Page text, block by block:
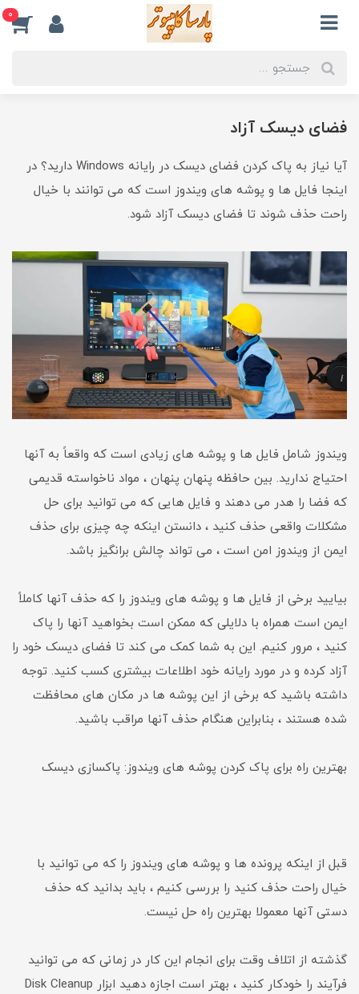
0
فضای دیسک آزاد
آیا نیاز به پاک کردن فضای دیسک در رایانه Windows دارید؟ در
اینجا فایل ها و پوشه های ویندوز است که می توانند با خیال
راحت حذف شوند تا فضای دیسک آزاد شود.
ویندوز شامل فایل ها و پوشه های زیادی است که واقعاً به آنها
احتیاج ندارید. بین حافظه پنهان پنهان ، مواد ناخواسته قدیمی
که فضا را هدر می دهند و فایل هایی که می توانید برای حل
مشکلات واقعی حذف کنید ، دانستن اینکه چه چیزی برای حذف
ایمن از ویندوز امن است ، می تواند چالش برانگیز باشد.
بیایید برخی از فایل ها و پوشه های ویندوز را که حذف آنها کاملاً
ایمن است همراه با دلایلی که ممکن است بخواهید آنها را پاک
کنید ، مرور کنیم. این به شما کمک می کند تا فضای دیسک خود را
آزاد کرده و در مورد رایانه خود اطلاعات بیشتری کسب کنید. توجه
داشته باشید که برخی از این پوشه ها در مکان های محافظت
شده هستند ، بنابراین هنگام حذف آنها مراقب باشید.
بهترین راه برای پاک کردن پوشه های ویندوز: پاکسازی دیسک
قبل از اینکه پرونده ها و پوشه های ویندوز را که می توانید با
خیال راحت حذف کنید را بررسی کنیم ، باید بدانید که حذف
دستی آنها معمولا بهترین راه حل نیست.
گذشته از اتلاف وقت برای انجام این کار در زمانی که می توانید
فرآیند را خودکار کنید ، بهتر است اجازه دهید ابزار Disk Cleanup